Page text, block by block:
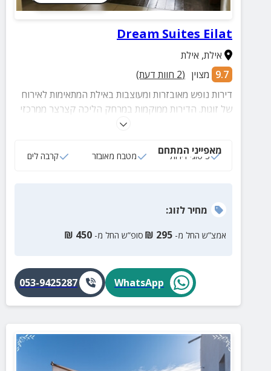
Dream Suites Eilat
אילת, אילת
9.7 מצוין (
2 חוות דעת)
דירות נופש מאובזרות ומעוצבות באילת המתאימות לאירוח
של זוגות. הדירות ממוקמות במרחק הליכה קצרצר ממרכזי
הקניות, חוף הים, אטרקציות, מסעדות ושלל מקומות בילוי.
מאפייני המתחם
3 סוגי דירות מטבח מאובזר קרבה לים
מחירלזוג:
אמצ”ש החל מ- 295
₪ סופ”ש החל מ- 450
₪
WhatsApp
053-9425287